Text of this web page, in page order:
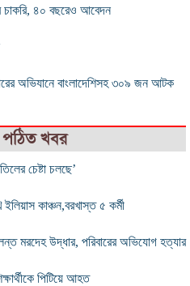
চাকরি, ৪০ বছরেও আবেদন
অভিযানে বাংলাদেশিসহ ৩০৯ জন আটক
পঠিত খবর
চেষ্টা চলছে’
কাঞ্চন,বরখাস্ত ৫ কর্মী
মরদেহ উদ্ধার, পরিবারের অভিযোগ হত্যার
পিটিয়ে আহত